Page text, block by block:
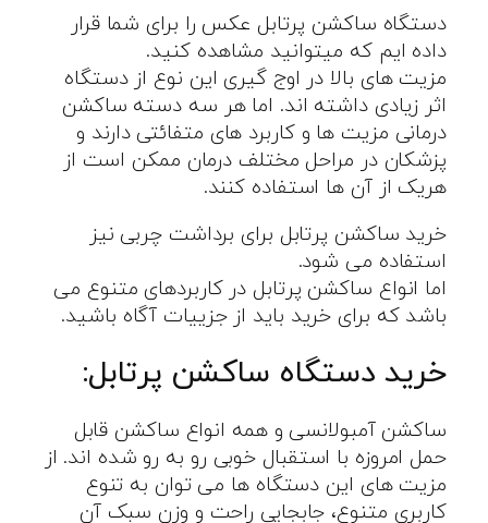
دستگاه ساکشن پرتابل عکس را برای شما قرار
داده ایم که میتوانید مشاهده کنید.
مزیت های بالا در اوج گیری این نوع از دستگاه
اثر زیادی داشته اند. اما هر سه دسته ساکشن
درمانی مزیت ها و کاربرد های متفائتی دارند و
پزشکان در مراحل مختلف درمان ممکن است از
هریک از آن ها استفاده کنند.
خرید ساکشن پرتابل برای برداشت چربی نیز
استفاده می شود.
اما انواع ساکشن پرتابل در کاربردهای متنوع می
باشد که برای خرید باید از جزییات آگاه باشید.
خرید دستگاه ساکشن پرتابل:
ساکشن آمبولانسی و همه انواع ساکشن قابل
حمل امروزه با استقبال خوبی رو به رو شده اند. از
مزیت های این دستگاه ها می توان به تنوع
کاربری متنوع، جابجایی راحت و وزن سبک آن